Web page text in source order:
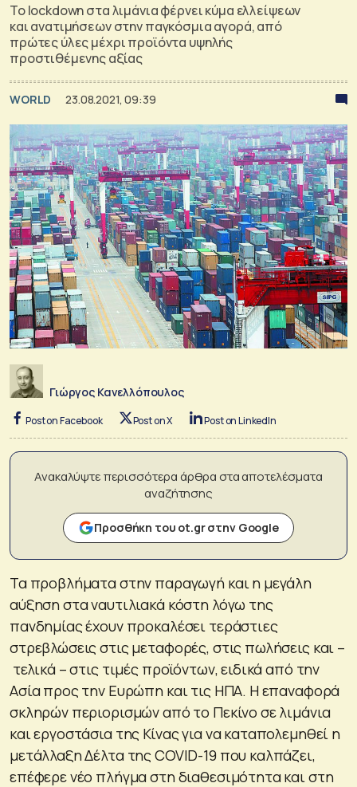
Το lockdown στα λιμάνια φέρνει κύμα ελλείψεων
και ανατιμήσεων στην παγκόσμια αγορά, από
πρώτες ύλες μέχρι προϊόντα υψηλής
προστιθέμενης αξίας
WORLD 23.08.2021, 09:39
Γιώργος Κανελλόπουλος
Post on Facebook Post on X Post on LinkedIn
Ανακαλύψτε περισσότερα άρθρα στα αποτελέσματα
αναζήτησης
Προσθήκη του ot.gr στην Google
Τα προβλήματα στην παραγωγή και η μεγάλη
αύξηση στα ναυτιλιακά κόστη λόγω της
πανδημίας έχουν προκαλέσει τεράστιες
στρεβλώσεις στις μεταφορές, στις πωλήσεις και –
τελικά – στις τιμές προϊόντων, ειδικά από την
Ασία προς την Ευρώπη και τις ΗΠΑ. Η επαναφορά
σκληρών περιορισμών από το Πεκίνο σε λιμάνια
και εργοστάσια της Κίνας για να καταπολεμηθεί η
μετάλλαξη Δέλτα της COVID-19 που καλπάζει,
επέφερε νέο πλήγμα στη διαθεσιμότητα και στη